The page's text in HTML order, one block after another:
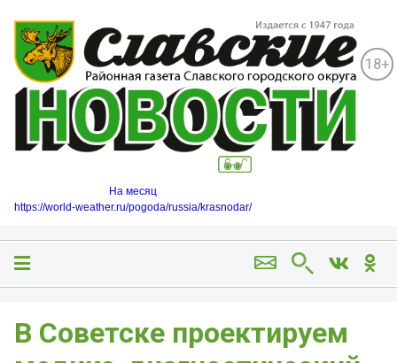
18+
На месяц
https://world-weather.ru/pogoda/russia/krasnodar/
В Советске проектируем